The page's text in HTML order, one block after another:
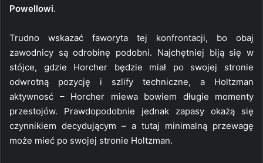
Powellowi.
Trudno wskazać faworyta tej konfrontacji, bo obaj
zawodnicy są odrobinę podobni. Najchętniej biją się w
stójce, gdzie Horcher będzie miał po swojej stronie
odwrotną pozycję i szlify techniczne, a Holtzman
aktywnosć – Horcher miewa bowiem długie momenty
przestojów. Prawdopodobnie jednak zapasy okażą się
czynnikiem decydującym – a tutaj minimalną przewagę
może mieć po swojej stronie Holtzman.